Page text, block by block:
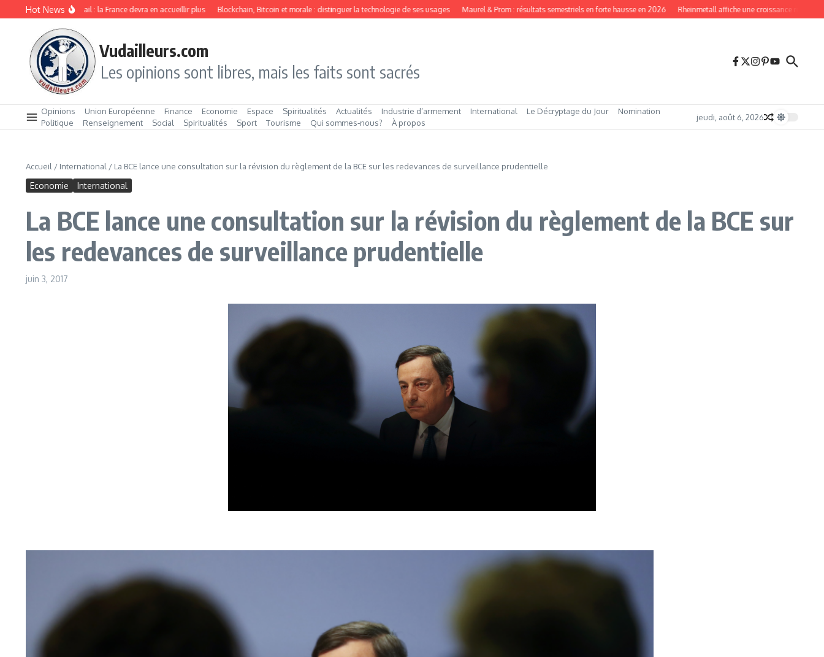
Aller au contenu
Hot News
Immigration de travail : la France devra en accueillir plus Blockchain, Bitcoin et morale : distinguer la technologie de ses usages Maurel & Prom : résultats semestriels en forte hausse en 2026 Rheinmetall affiche une croissance record en
Vudailleurs.com
Les opinions sont libres, mais les faits sont sacrés
Opinions Union Européenne Finance Economie Espace Spiritualités Actualités Industrie d’armement International Le Décryptage du Jour
Nomination
Politique
Renseignement Social Spiritualités Sport Tourisme Qui sommes‑nous? À propos
jeudi, août 6, 2026
Accueil / International / La BCE lance une consultation sur la révision du règlement de la BCE sur les redevances de surveillance prudentielle
Economie International
La BCE lance une consultation sur la révision du règlement de la BCE sur
les redevances de surveillance prudentielle
juin 3, 2017